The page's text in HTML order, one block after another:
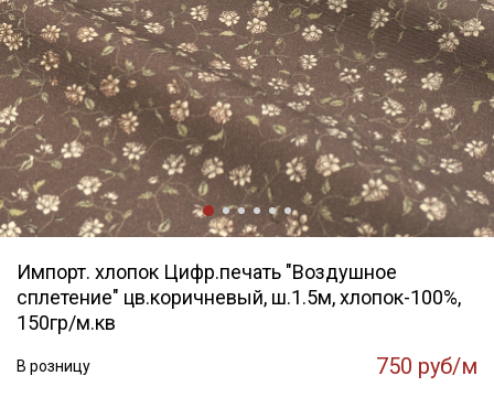
Импорт. хлопок Цифр.печать "Воздушное
сплетение" цв.коричневый, ш.1.5м, хлопок-100%,
150гр/м.кв
В розницу 750 руб/м